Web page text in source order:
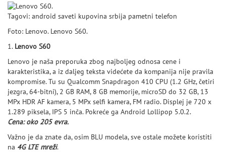
Tagovi: android saveti kupovina srbija pametni telefon
Foto: Lenovo. Lenovo S60.
1. Lenovo S60
Lenovo je naša preporuka zbog najboljeg odnosa cene i
karakteristika, a iz daljeg teksta videćete da kompanija nije pravila
kompromise. Tu su Qualcomm Snapdragon 410 CPU (1.2 GHz, četiri
jezgra, 64-bitni), 2 GB RAM, 8 GB memorije, microSD do 32 GB, 13
MPx HDR AF kamera, 5 MPx selfi kamera, FM radio. Displej je 720 x
1.289 piksela, IPS 5 inča. Pokreće ga Android Lollipop 5.0.2.
Cena: oko 205 evra.
Važno je da znate da, osim BLU modela, sve ostale možete koristiti
na 4G LTE mreži.